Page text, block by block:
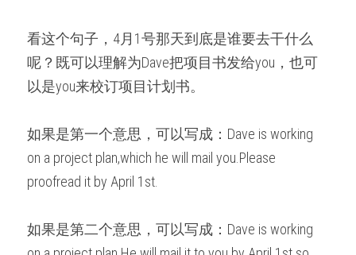
看这个句子，4月1号那天到底是谁要去干什么
呢？既可以理解为Dave把项目书发给you，也可
以是you来校订项目计划书。
如果是第一个意思，可以写成：Dave is working
on a project plan,which he will mail you.Please
proofread it by April 1st.
如果是第二个意思，可以写成：Dave is working